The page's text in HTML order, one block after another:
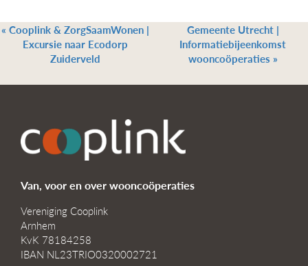
« Cooplink & ZorgSaamWonen |
Excursie naar Ecodorp
Zuiderveld
Gemeente Utrecht |
Informatiebijeenkomst
wooncoöperaties »
Van, voor en over wooncoöperaties
Vereniging Cooplink
Arnhem
KvK 78184258
IBAN NL23TRIO0320002721